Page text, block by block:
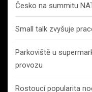
Česko na summitu
Small talk zvyšuje
Parkoviště u
provozu
Rostoucí popularita